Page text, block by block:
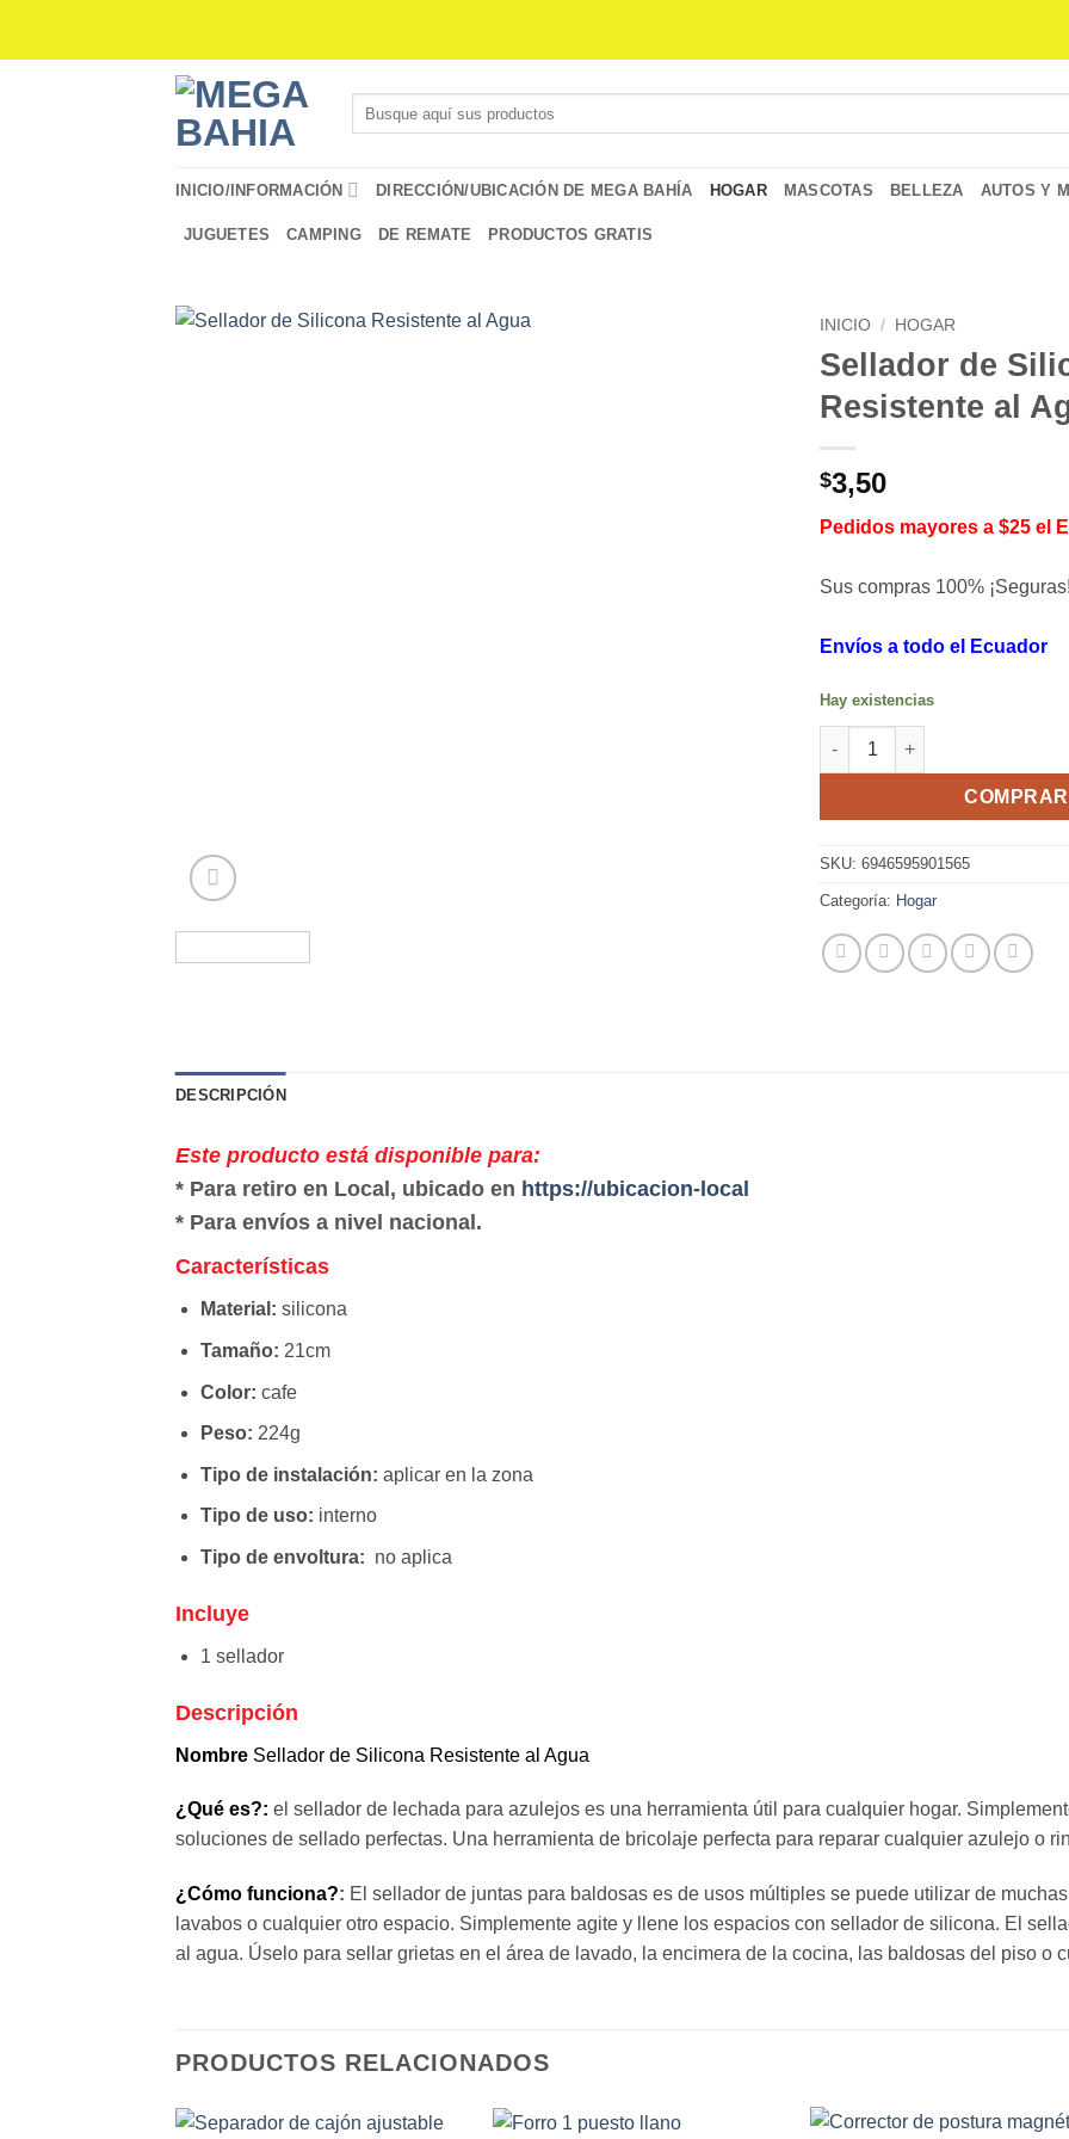
INICIO/INFORMACIÓN DIRECCIÓN/UBICACIÓN DE MEGA BAHÍA HOGAR MASCOTAS BELLEZA AUTOS Y
JUGUETES CAMPING DE REMATE PRODUCTOS GRATIS
INICIO / HOGAR
Sellador de
Resistente al
$3,50
Pedidos mayores a $25 el
Sus compras 100% ¡Seguras!
Envíos a todo el Ecuador
Hay existencias
Sellador de Silicona
COMPRAR
SKU: 6946595901565
Categoría: Hogar
DESCRIPCIÓN
Este producto está disponible para:
* Para retiro en Local, ubicado en https://ubicacion-local
* Para envíos a nivel nacional.
Características
Material: silicona
Tamaño: 21cm
Color: cafe
Peso: 224g
Tipo de instalación: aplicar en la zona
Tipo de uso: interno
Tipo de envoltura: no aplica
Incluye
1 sellador
Descripción
Nombre Sellador de Silicona Resistente al Agua
¿Qué es?: el sellador de lechada para azulejos es una herramienta útil para cualquier hogar.
soluciones de sellado perfectas. Una herramienta de bricolaje perfecta para reparar cualquier azulejo o
¿Cómo funciona?: El sellador de juntas para baldosas es de usos múltiples se puede utilizar de
lavabos o cualquier otro espacio. Simplemente agite y llene los espacios con sellador de silicona. El
al agua. Úselo para sellar grietas en el área de lavado, la encimera de la cocina, las baldosas del piso o
PRODUCTOS RELACIONADOS